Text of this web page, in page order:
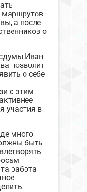
маршрутов
а после
о
Иван
позволит
о себе
с этим
участия в
много
быть
работа